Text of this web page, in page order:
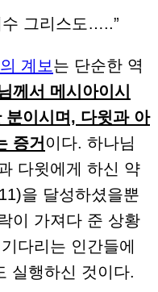
수 그리스도…..”
계보는 단순한 역
께서 메시아이시
분이시며, 다윗과 아
증거 이다. 하나님
다윗에게 하신 약
을 달성하셨을뿐
이 가져다 준 상황
다리는 인간들에
실행하신 것이다.